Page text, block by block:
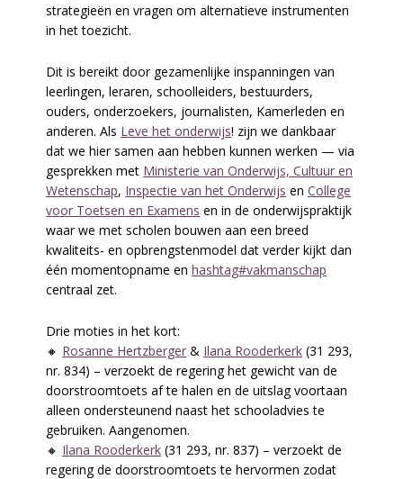
strategieën en vragen om alternatieve instrumenten
in het toezicht.
Dit is bereikt door gezamenlijke inspanningen van
leerlingen, leraren, schoolleiders, bestuurders,
ouders, onderzoekers, journalisten, Kamerleden en
anderen. Als Leve het onderwijs! zijn we dankbaar
dat we hier samen aan hebben kunnen werken — via
gesprekken met Ministerie van Onderwijs, Cultuur en
Wetenschap, Inspectie van het Onderwijs enCollege
voor Toetsen en Examens en in de onderwijspraktijk
waar we met scholen bouwen aan een breed
kwaliteits- en opbrengstenmodel dat verder kijkt dan
één momentopname enhashtag#vakmanschap
centraal zet.
Drie moties in het kort:
🔸 Rosanne Hertzberger & Ilana Rooderkerk (31 293,
nr. 834) – verzoekt de regering het gewicht van de
doorstroomtoets af te halen en de uitslag voortaan
alleen ondersteunend naast het schooladvies te
gebruiken. Aangenomen.
🔸 Ilana Rooderkerk (31 293, nr. 837) – verzoekt de
regering de doorstroomtoets te hervormen zodat